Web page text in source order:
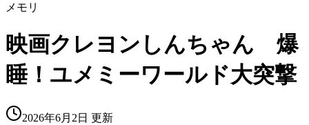
メモリ
映画クレヨンしんちゃん 爆
睡！ユメミーワールド大突撃
2026年6月2日 更新